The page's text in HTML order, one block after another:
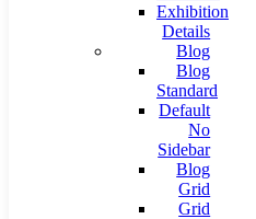
Exhibition
Details
Blog
Blog
Standard
Default
No
Sidebar
Blog
Grid
Grid